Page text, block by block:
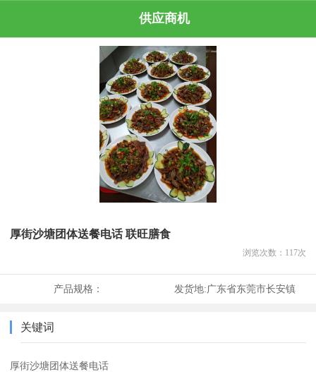
供应商机
厚街沙塘团体送餐电话 联旺膳食
浏览次数： 117次
产品规格： 发货地:广东省东莞市长安镇
关键词
厚街沙塘团体送餐电话